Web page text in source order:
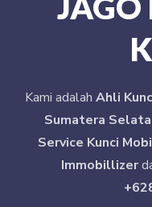
Kami adalah Ahli
Sumatera
Service Kunci
Immobillizer